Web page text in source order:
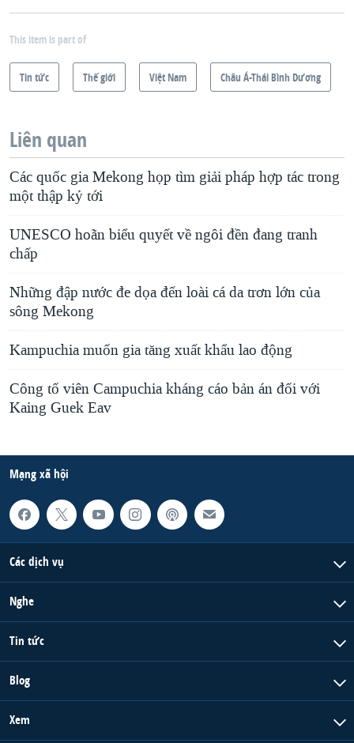
This item is part of
Tin tức Thế giới Việt Nam Châu Á-Thái Bình Dương
Liên quan
Các quốc gia Mekong họp tìm giải pháp hợp tác trong
một thập kỷ tới
UNESCO hoãn biểu quyết về ngôi đền đang tranh
chấp
Những đập nước đe dọa đến loài cá da trơn lớn của
sông Mekong
Kampuchia muốn gia tăng xuất khẩu lao động
Công tố viên Campuchia kháng cáo bản án đối với
Kaing Guek Eav
Mạng xã hội
Các dịch vụ
Nghe
Tin tức
Blog
Xem